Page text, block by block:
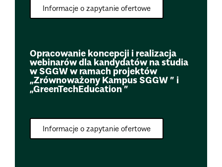
Informacje o zapytanie ofertowe
Opracowanie koncepcji i realizacja
webinarów dla kandydatów na studia
w SGGW w ramach projektów
„Zrównoważony Kampus SGGW ” i
„GreenTechEducation ”
Informacje o zapytanie ofertowe